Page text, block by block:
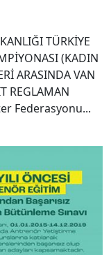
TÜRKİYE
(KADIN
ARASINDA VAN
REGLAMAN
Federasyonu...